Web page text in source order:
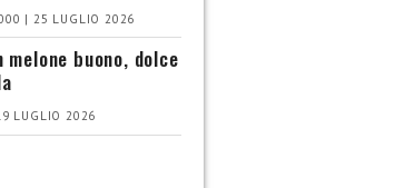
| 25 LUGLIO 2026
buono, dolce
LUGLIO 2026